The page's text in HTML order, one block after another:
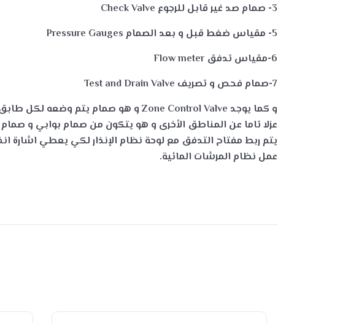
3- صمام صد غير قابل للرجوع
Check Valve
5- مقياس ضغط قبل و بعد الصمام
6-مقياس تدفق
Flow meter
7-صمام فحص و تصريف
و كما يوجد
و هو صمام يتم وضعه لكل
عزلا تاما عن المناطق الأخرى و هو يتكون من صمام بوابي و
يتم ربط مفتاح التدفق مع لوحة نظام الإنذار لكي يعطي اشارة
عمل نظام المرشات المائية.